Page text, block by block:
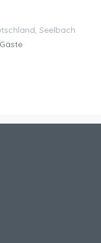
Seelbach
Gäste